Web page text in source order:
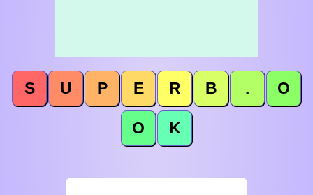
S U P E R B . O
O K